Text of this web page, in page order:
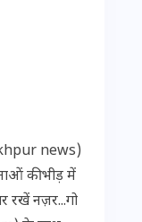
news)
की भीड़ में
रखें नज़र...गो